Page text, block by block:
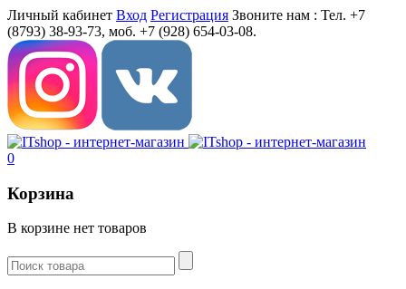
Личный кабинет Вход Регистрация Звоните нам : Тел. +7
(8793) 38-93-73, моб. +7 (928) 654-03-08.
0
Корзина
В корзине нет товаров